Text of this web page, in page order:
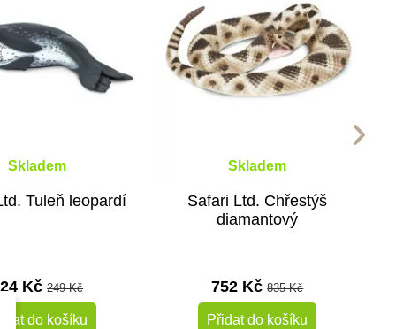
Skladem
Tuleň leopardí
Kč249 Kč
do košíku
Skladem
Safari Ltd. Chřestýš
diamantový
752 Kč835 Kč
Přidat do košíku